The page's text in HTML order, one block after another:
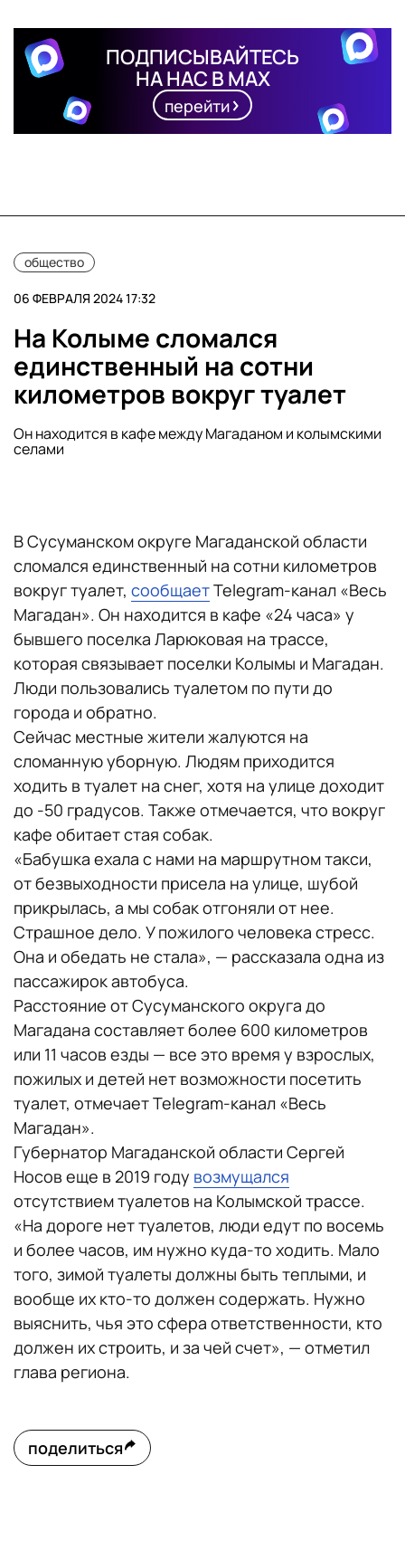
ПОДПИСЫВАЙТЕСЬ
НА НАС В MAX
перейти
общество
06 ФЕВРАЛЯ 2024 17:32
На Колыме сломался
единственный на сотни
километров вокруг туалет
Он находится в кафе между Магаданом и колымскими
селами
В Сусуманском округе Магаданской области
сломался единственный на сотни километров
вокруг туалет, сообщаетTelegram-канал «Весь
Магадан». Он находится в кафе «24 часа» у
бывшего поселка Ларюковая на трассе,
которая связывает поселки Колымы и Магадан.
Люди пользовались туалетом по пути до
города и обратно.
Сейчас местные жители жалуются на
сломанную уборную. Людям приходится
ходить в туалет на снег, хотя на улице доходит
до -50 градусов. Также отмечается, что вокруг
кафе обитает стая собак.
«Бабушка ехала с нами на маршрутном такси,
от безвыходности присела на улице, шубой
прикрылась, а мы собак отгоняли от нее.
Страшное дело. У пожилого человека стресс.
Она и обедать не стала», — рассказала одна из
пассажирок автобуса.
Расстояние от Сусуманского округа до
Магадана составляет более 600 километров
или 11 часов езды — все это время у взрослых,
пожилых и детей нет возможности посетить
туалет, отмечает Telegram-канал «Весь
Магадан».
Губернатор Магаданской области Сергей
Носов еще в 2019 году возмущался
отсутствием туалетов на Колымской трассе.
«На дороге нет туалетов, люди едут по восемь
и более часов, им нужно куда-то ходить. Мало
того, зимой туалеты должны быть теплыми, и
вообще их кто-то должен содержать. Нужно
выяснить, чья это сфера ответственности, кто
должен их строить, и за чей счет», — отметил
глава региона.
поделиться